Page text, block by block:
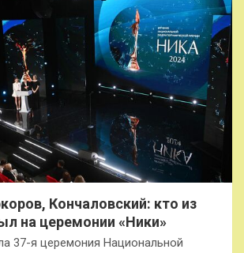
Кончаловский: кто из
на церемонии «Ники»
37-я церемония Национальной